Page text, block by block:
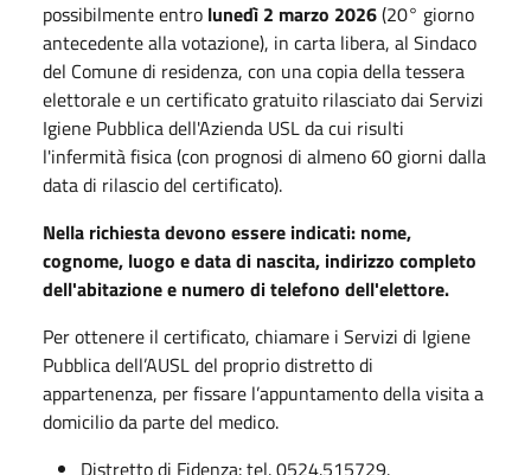
possibilmente entro lunedì 2 marzo 2026(20° giorno
antecedente alla votazione), in carta libera, al Sindaco
del Comune di residenza, con una copia della tessera
elettorale e un certificato gratuito rilasciato dai Servizi
Igiene Pubblica dell'Azienda USL da cui risulti
l'infermità fisica (con prognosi di almeno 60 giorni dalla
data di rilascio del certificato).
Nella richiesta devono essere indicati: nome,
cognome, luogo e data di nascita, indirizzo completo
dell'abitazione e numero di telefono dell'elettore.
Per ottenere il certificato, chiamare i Servizi di Igiene
Pubblica dell’AUSL del proprio distretto di
appartenenza, per fissare l’appuntamento della visita a
domicilio da parte del medico.
Distretto di Fidenza: tel. 0524.515729.